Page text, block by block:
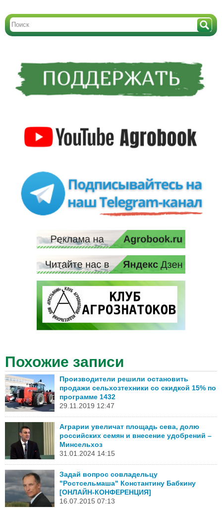
Похожие записи
Производители решили остановить
продажи сельхозтехники со скидкой 15% по
программе 1432
29.11.2019 12:47
Аграрии увеличат площадь сева, долю
российских семян и внесение удобрений –
Минсельхоз
31.01.2024 14:15
Задай вопрос совладельцу
"Ростсельмаша" Константину Бабкину
[ОНЛАЙН-КОНФЕРЕНЦИЯ]
16.07.2015 07:13